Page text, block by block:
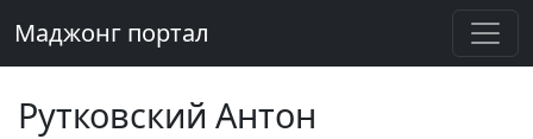
Маджонг портал
Рутковский Антон